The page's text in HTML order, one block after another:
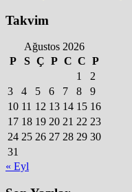
Takvim
Ağustos 2026
P
S Ç P C C P
1
2
3
4 5 6 7 8
9
10 11 12 13 14 15 16
17 18 19 20 21 22 23
24 25 26 27 28 29 30
31
« Eyl